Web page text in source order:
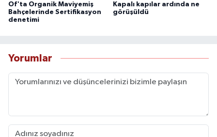
Of'ta Organik Maviyemiş
Bahçelerinde Sertifikasyon
denetimi
Kapalı kapılar ardında ne
görüşüldü
Yorumlar